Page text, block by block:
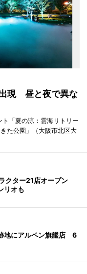
現 昼と夜で異な
「夏の涼：雲海リトリー
た公園」（大阪市北区大
クター21店オープン
リオも
地にアルペン旗艦店 6